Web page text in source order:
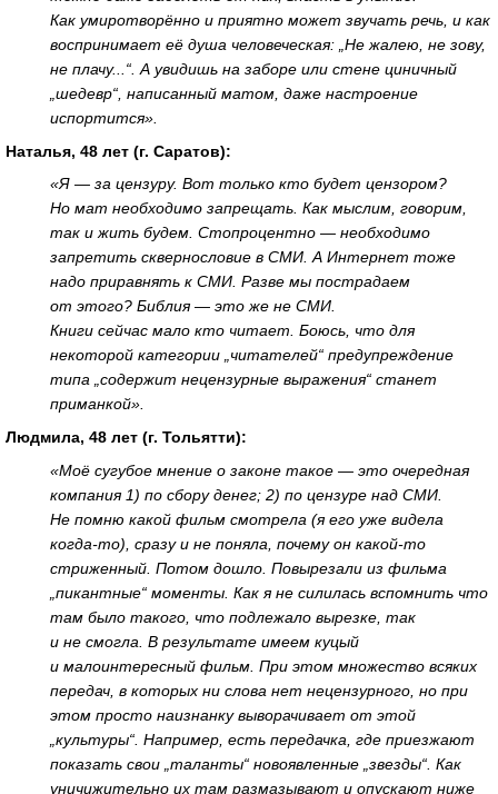
Как умиротворённо и приятно может звучать речь, и как
воспринимает её душа человеческая: „Не жалею, не зову,
не плачу...“. А увидишь на заборе или стене циничный
„шедевр“, написанный матом, даже настроение
испортится».
Наталья, 48 лет (г. Саратов):
«Я — за цензуру. Вот только кто будет цензором?
Но мат необходимо запрещать. Как мыслим, говорим,
так и жить будем. Стопроцентно — необходимо
запретить сквернословие в СМИ. А Интернет тоже
надо приравнять к СМИ. Разве мы пострадаем
от этого? Библия — это же не СМИ.
Книги сейчас мало кто читает. Боюсь, что для
некоторой категории „читателей“ предупреждение
типа „содержит нецензурные выражения“ станет
приманкой».
Людмила, 48 лет (г. Тольятти):
«Моё сугубое мнение о законе такое — это очередная
компания 1) по сбору денег; 2) по цензуре над СМИ.
Не помню какой фильм смотрела (я его уже видела
когда-то), сразу и не поняла, почему он какой-то
стриженный. Потом дошло. Повырезали из фильма
„пикантные“ моменты. Как я не силилась вспомнить что
там было такого, что подлежало вырезке, так
и не смогла. В результате имеем куцый
и малоинтересный фильм. При этом множество всяких
передач, в которых ни слова нет нецензурного, но при
этом просто наизнанку выворачивает от этой
„культуры“. Например, есть передачка, где приезжают
показать свои „таланты“ новоявленные „звезды“. Как
уничижительно их там размазывают и опускают ниже